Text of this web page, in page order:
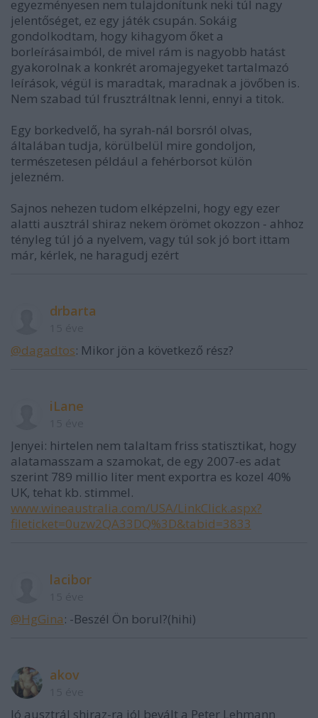
egyezményesen nem tulajdonítunk neki túl nagy
jelentőséget, ez egy játék csupán. Sokáig
gondolkodtam, hogy kihagyom őket a
borleírásaimból, de mivel rám is nagyobb hatást
gyakorolnak a konkrét aromajegyeket tartalmazó
leírások, végül is maradtak, maradnak a jövőben is.
Nem szabad túl frusztráltnak lenni, ennyi a titok.
Egy borkedvelő, ha syrah-nál borsról olvas,
általában tudja, körülbelül mire gondoljon,
természetesen például a fehérborsot külön
jelezném.
Sajnos nehezen tudom elképzelni, hogy egy ezer
alatti ausztrál shiraz nekem örömet okozzon - ahhoz
tényleg túl jó a nyelvem, vagy túl sok jó bort ittam
már, kérlek, ne haragudj ezért
drbarta
@dagadtos: Mikor jön a következő rész?
iLane
Jenyei: hirtelen nem talaltam friss statisztikat, hogy
alatamasszam a szamokat, de egy 2007-es adat
szerint 789 millio liter ment exportra es kozel 40%
UK, tehat kb. stimmel.
www.wineaustralia.com/USA/LinkClick.aspx?
fileticket=0uzw2QA33DQ%3D&tabid=3833
lacibor
@HgGina: -Beszél Ön borul?(hihi)
akov
Jó ausztrál shiraz-ra jól bevált a Peter Lehmann